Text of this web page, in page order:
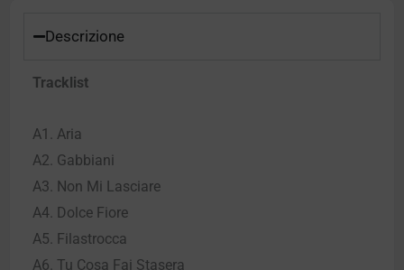
Descrizione
Tracklist
A1. Aria
A2. Gabbiani
A3. Non Mi Lasciare
A4. Dolce Fiore
A5. Filastrocca
A6. Tu Cosa Fai Stasera